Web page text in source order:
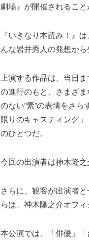
劇場』が開催されること
『いきなり本読み！』
んな岩井秀人の発想から
上演する作品は、当日
の進行のもと、さまざ
のない”素”の表情をさ
限りのキャスティング
のひとつだ。
今回の出演者は神木隆之
さらに、観客が出演者
らは、神木隆之介オフ
本公演では、「俳優」